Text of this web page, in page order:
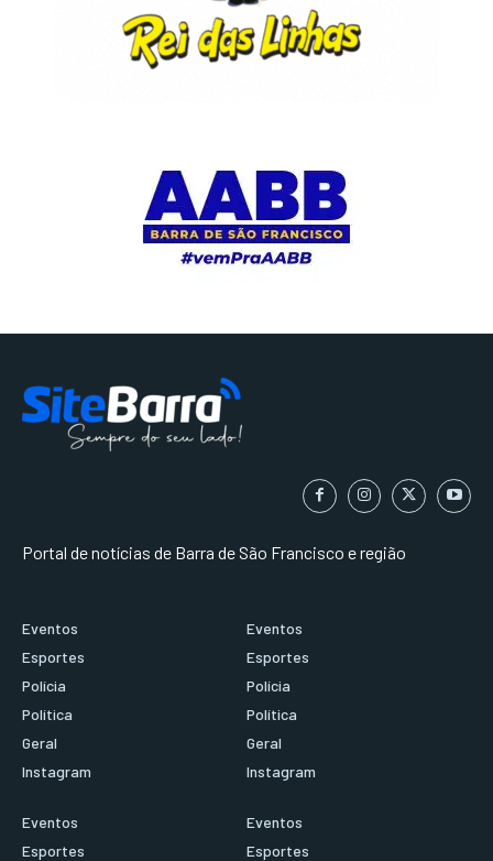
Portal de notícias de Barra de São Francisco e região
Eventos
Esportes
Polícia
Política
Geral
Instagram
Eventos
Esportes
Polícia
Política
Geral
Instagram
Eventos
Esportes
Eventos
Esportes